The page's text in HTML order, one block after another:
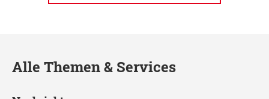
Alle Themen & Services